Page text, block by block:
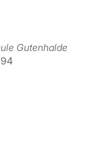
Gutenhalde